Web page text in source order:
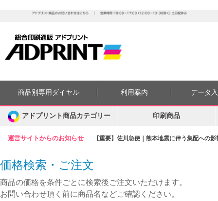
運営サイトからのお知らせ 【重要】佐川急便｜熊本地震に伴う集配への
商品別専用ダイヤル 利用案内 データ
アドプリント商品カテゴリー 印刷商品
価格検索・ご注文
商品の価格を条件ごとに検索後ご注文いただけます。
お問い合わせ頂く前に商品名などご確認ください。